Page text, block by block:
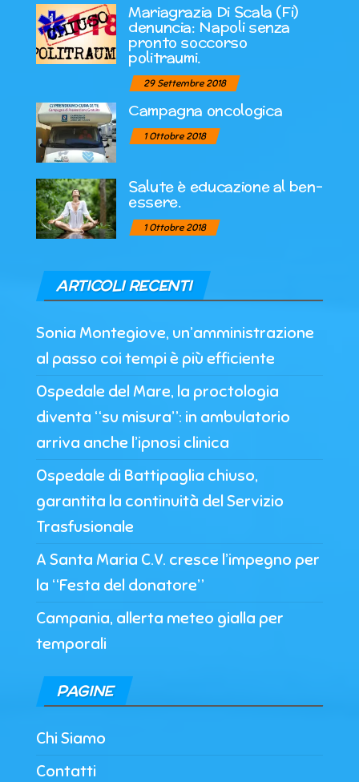
Mariagrazia Di Scala (Fi)
denuncia: Napoli senza
pronto soccorso
politraumi.
29 Settembre 2018
Campagna oncologica
1 Ottobre 2018
Salute è educazione al ben-
essere.
1 Ottobre 2018
ARTICOLI RECENTI
Sonia Montegiove, un’amministrazione
al passo coi tempi è più efficiente
Ospedale del Mare, la proctologia
diventa “su misura”: in ambulatorio
arriva anche l’ipnosi clinica
Ospedale di Battipaglia chiuso,
garantita la continuità del Servizio
Trasfusionale
A Santa Maria C.V. cresce l’impegno per
la “Festa del donatore”
Campania, allerta meteo gialla per
temporali
PAGINE
Chi Siamo
Contatti